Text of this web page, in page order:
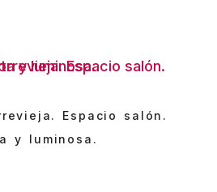
Espacio salón.
y luminosa.